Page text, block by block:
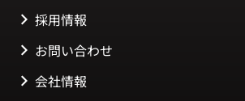
採用情報
お問い合わせ
会社情報